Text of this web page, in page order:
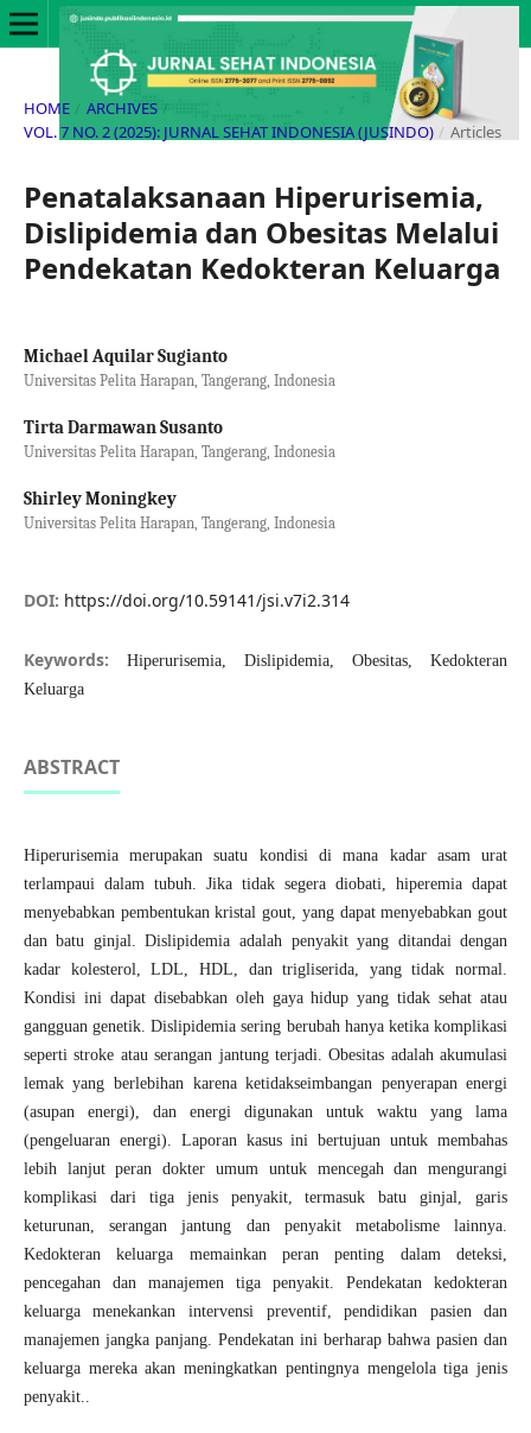
HOME / ARCHIVES /
VOL. 7 NO. 2 (2025): JURNAL SEHAT INDONESIA (JUSINDO) / Articles
Penatalaksanaan Hiperurisemia,
Dislipidemia dan Obesitas Melalui
Pendekatan Kedokteran Keluarga
Michael Aquilar Sugianto
Universitas Pelita Harapan, Tangerang, Indonesia
Tirta Darmawan Susanto
Universitas Pelita Harapan, Tangerang, Indonesia
Shirley Moningkey
Universitas Pelita Harapan, Tangerang, Indonesia
DOI: https://doi.org/10.59141/jsi.v7i2.314
Keywords:
Hiperurisemia, Dislipidemia, Obesitas, Kedokteran
Keluarga
ABSTRACT
Hiperurisemia merupakan suatu kondisi di mana kadar asam urat
terlampaui dalam tubuh. Jika tidak segera diobati, hiperemia dapat
menyebabkan pembentukan kristal gout, yang dapat menyebabkan gout
dan batu ginjal. Dislipidemia adalah penyakit yang ditandai dengan
kadar kolesterol, LDL, HDL, dan trigliserida, yang tidak normal.
Kondisi ini dapat disebabkan oleh gaya hidup yang tidak sehat atau
gangguan genetik. Dislipidemia sering berubah hanya ketika komplikasi
seperti stroke atau serangan jantung terjadi. Obesitas adalah akumulasi
lemak yang berlebihan karena ketidakseimbangan penyerapan energi
(asupan energi), dan energi digunakan untuk waktu yang lama
(pengeluaran energi). Laporan kasus ini bertujuan untuk membahas
lebih lanjut peran dokter umum untuk mencegah dan mengurangi
komplikasi dari tiga jenis penyakit, termasuk batu ginjal, garis
keturunan, serangan jantung dan penyakit metabolisme lainnya.
Kedokteran keluarga memainkan peran penting dalam deteksi,
pencegahan dan manajemen tiga penyakit. Pendekatan kedokteran
keluarga menekankan intervensi preventif, pendidikan pasien dan
manajemen jangka panjang. Pendekatan ini berharap bahwa pasien dan
keluarga mereka akan meningkatkan pentingnya mengelola tiga jenis
penyakit..